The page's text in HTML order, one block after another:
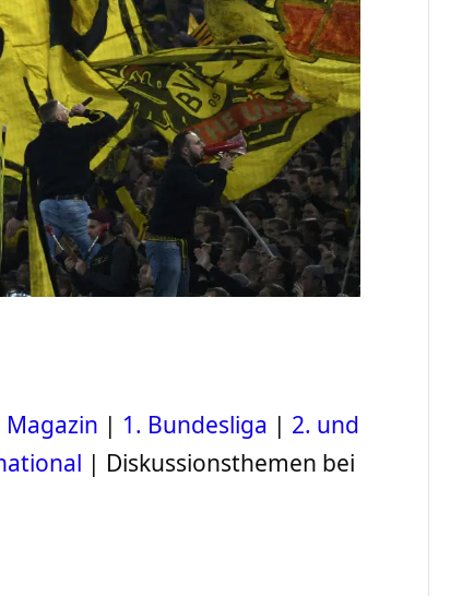
| 1. Bundesliga | 2. und
| Diskussionsthemen bei